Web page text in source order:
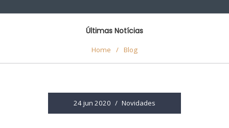
Últimas Notícias
Home / Blog
24 jun 2020 / Novidades